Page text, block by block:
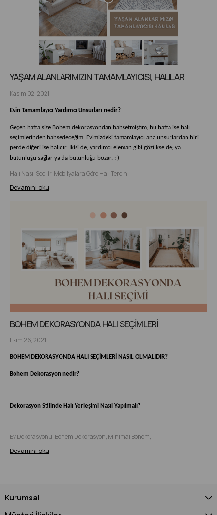
YAŞAM ALANLARIMIZIN TAMAMLAYICISI, HALILAR
Kasım 02, 2021
Evin Tamamlayıcı Yardımcı Unsurları nedir?
Geçen hafta size Bohem dekorasyondan bahsetmiştim, bu hafta ise halı
seçimlerinden bahsedeceğim. Evimizdeki tamamlayıcı ana unsurlardan biri
perde diğeri ise halıdır. İkisi de, yardımcı eleman gibi gözükse de; ya
bütünlüğü sağlar ya da bütünlüğü bozar. : )
Halı Nasıl Seçilir, Mobilyalara Göre Halı Tercihi
Devamını oku
BOHEM DEKORASYONDA HALI SEÇİMLERİ
Ekim 26, 2021
BOHEM DEKORASYONDA HALI SEÇİMLERİ NASIL OLMALIDIR?
Bohem Dekorasyon nedir?
Dekorasyon Stilinde Halı Yerleşimi Nasıl Yapılmalı?
Ev Dekorasyonu, Bohem Dekorasyon, Minimal Bohem,
Devamını oku
Kurumsal